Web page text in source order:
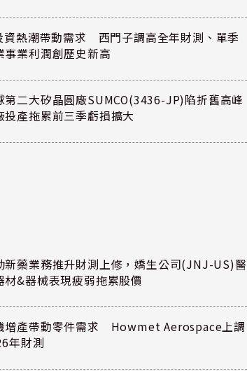
資熱潮帶動需求 西門子調高全年財測、單季
事業利潤創歷史新高
第二大矽晶圓廠SUMCO(3436-JP)陷折舊高峰
投產拖累前三季虧損擴大
新藥業務推升財測上修，嬌生公司(JNJ-US)醫
材&器械表現疲弱拖累股價
增產帶動零件需求 Howmet Aerospace上調
年財測